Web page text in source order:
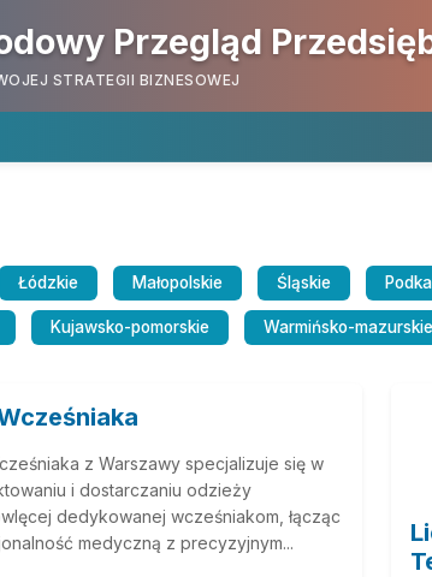
Przegląd
STRATEGII BIZNESOWEJ
Łódzkie Małopolskie Śląskie
Kujawsko-pomorskie Warmińsko-mazurskie
z Warszawy specjalizuje się w
i dostarczaniu odzieży
dedykowanej wcześniakom, łącząc
medyczną z precyzyjnym...